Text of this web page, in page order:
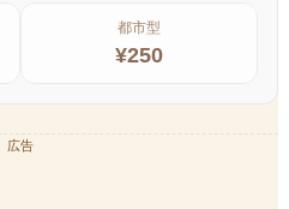
都市型
¥250
広告